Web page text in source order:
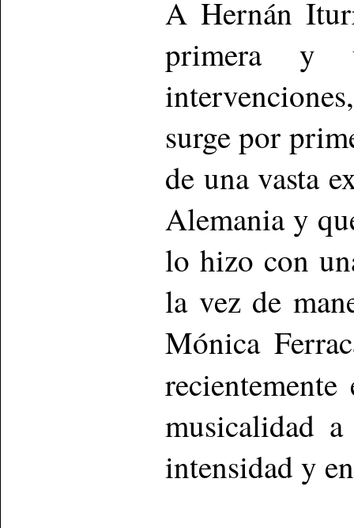
A Hernán
primera y
surge por
de una vasta
Alemania y
lo hizo con
la vez de
Mónica
musicalidad
intensidad y